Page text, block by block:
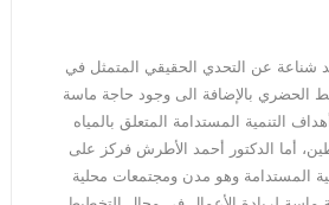
شناعة عن التحدي الحقيقي المتمثل في
الحضري بالإضافة الى وجود حاجة ماسة
على الهدف 6 من أهداف التنمية المستدامة المتعلق بالمياه
أما الدكتور أحمد الأطرش فركز على
التنمية المستدامة وهو مدن ومجتمعات محلية